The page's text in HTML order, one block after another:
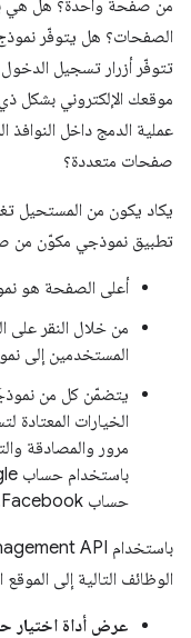
من صفحة واحدة؟ هل هي
الصفحات؟ هل يتوفّر
تتوفّر أزرار تسجيل
موقعك الإلكتروني بشكل
عملية الدمج داخل
صفحات متعددة؟
يكاد يكون من المستحيل
تطبيق نموذجي مكوّن من
أعلى الصفحة هو
من خلال النقر على
المستخدمين إلى
يتضمّن كل من
الخيارات
مرور والمصادقة
حساب Facebook.
الوظائف التالية إلى
عرض أداة اختيار